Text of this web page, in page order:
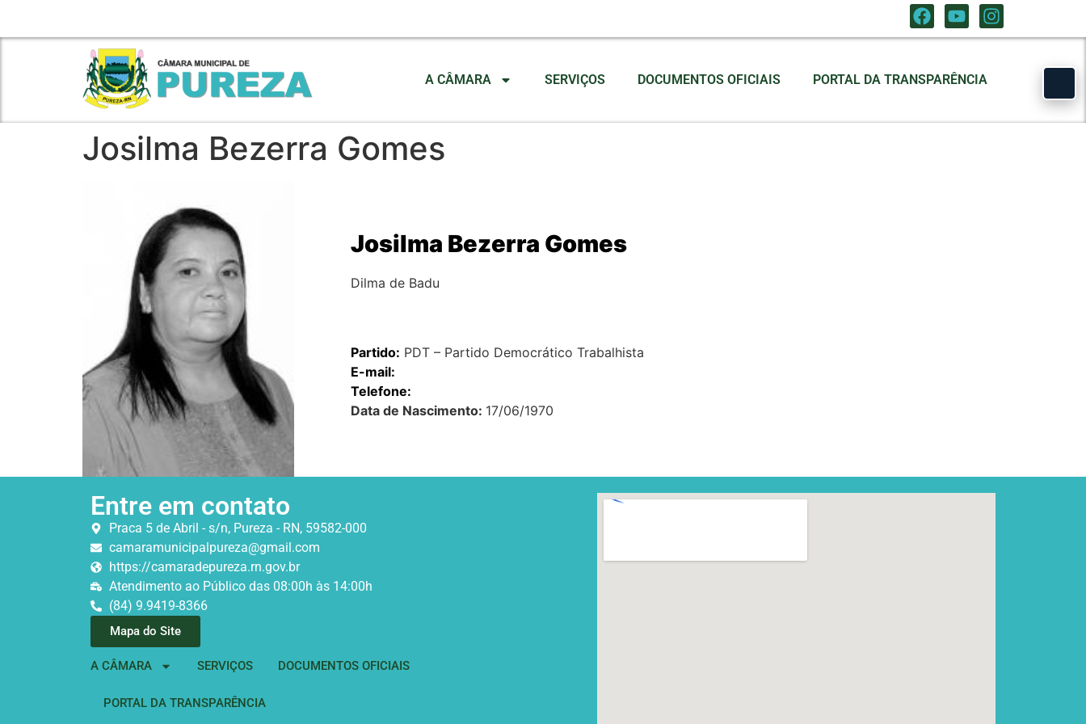
A CÂMARA SERVIÇOS DOCUMENTOS OFICIAIS PORTAL DA TRANSPARÊNCIA
Josilma Bezerra Gomes
Josilma Bezerra Gomes
Dilma de Badu
Partido: PDT – Partido Democrático Trabalhista
E-mail:
Telefone:
Data de Nascimento: 17/06/1970
Entre em contato
Praca 5 de Abril - s/n, Pureza - RN, 59582-000
camaramunicipalpureza@gmail.com
https://camaradepureza.rn.gov.br
Atendimento ao Público das 08:00h às 14:00h
(84) 9.9419-8366
Mapa do Site
A CÂMARA SERVIÇOS DOCUMENTOS OFICIAIS
PORTAL DA TRANSPARÊNCIA